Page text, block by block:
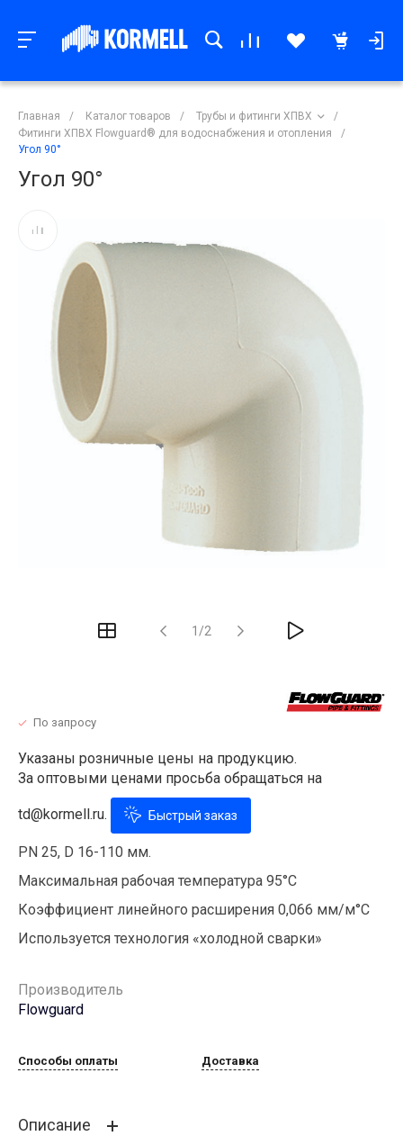
Главная / Каталог товаров / Трубы и фитинги ХПВХ
/
Фитинги ХПВХ Flowguard® для водоснабжения и отопления
/
Угол 90°
Угол 90°
1/2
По запросу
Указаны розничные цены на продукцию.
За оптовыми ценами просьба обращаться на
td@kormell.ru. Быстрый заказ
PN 25, D 16-110 мм.
Максимальная рабочая температура 95°С
Коэффициент линейного расширения 0,066 мм/м°С
Используется технология «холодной сварки»
Производитель
Flowguard
Способы оплаты Доставка
Описание